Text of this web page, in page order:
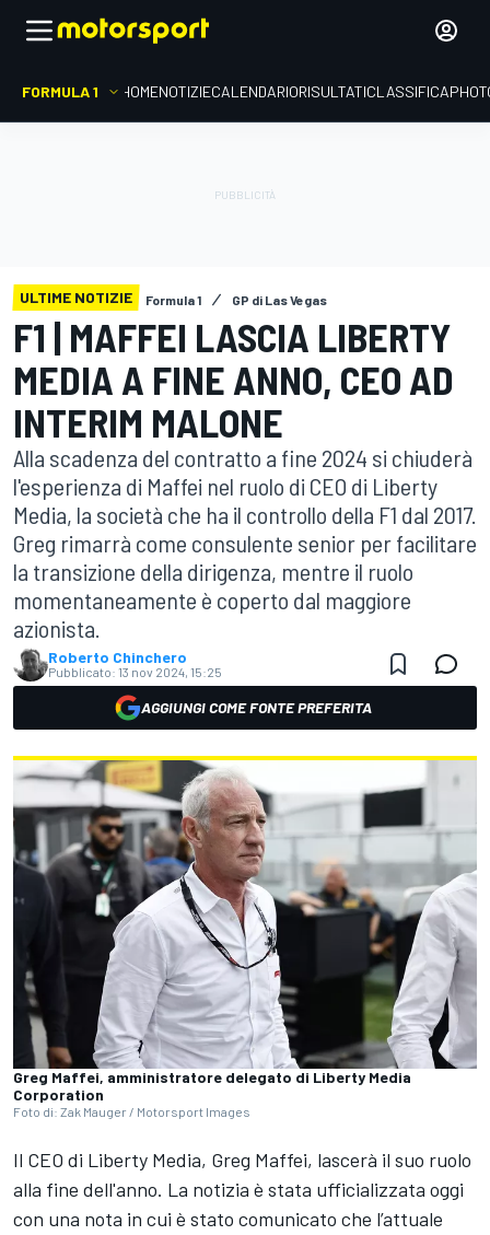
FORMULA 1 HOMENOTIZIECALENDARIORISULTATICLASSIFICA
ULTIME NOTIZIE Formula 1 GP di Las Vegas
F1 | MAFFEI LASCIA LIBERTY
MEDIA A FINE ANNO, CEO AD
INTERIM MALONE
Alla scadenza del contratto a fine 2024 si chiuderà
l'esperienza di Maffei nel ruolo di CEO di Liberty
Media, la società che ha il controllo della F1 dal 2017.
Greg rimarrà come consulente senior per facilitare
la transizione della dirigenza, mentre il ruolo
momentaneamente è coperto dal maggiore
azionista.
Roberto Chinchero
Pubblicato: 13 nov 2024, 15:25
AGGIUNGI COME FONTE PREFERITA
Greg Maffei, amministratore delegato di Liberty Media
Corporation
Foto di: Zak Mauger / Motorsport Images
Il CEO di Liberty Media, Greg Maffei, lascerà il suo ruolo
alla fine dell'anno. La notizia è stata ufficializzata oggi
con una nota in cui è stato comunicato che l’attuale